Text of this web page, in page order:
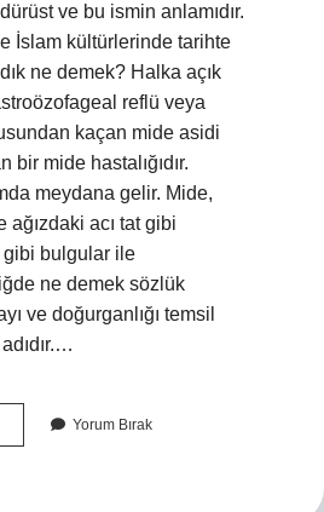
ve bu ismin anlamıdır.
İslam kültürlerinde tarihte
ne demek? Halka açık
reflü veya
kaçan mide asidi
bir mide hastalığıdır.
meydana gelir. Mide,
ağızdaki acı tat gibi
gibi bulgular ile
ne demek sözlük
ve doğurganlığı temsil
Yorum Bırak